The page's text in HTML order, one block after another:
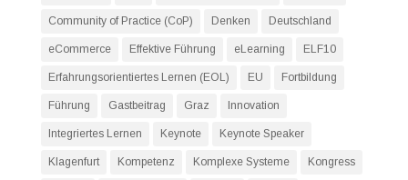
Community of Practice (CoP) Denken Deutschland
eCommerce Effektive Führung eLearning ELF10
Erfahrungsorientiertes Lernen (EOL) EU Fortbildung
Führung Gastbeitrag Graz Innovation
Integriertes Lernen Keynote Keynote Speaker
Klagenfurt Kompetenz Komplexe Systeme Kongress